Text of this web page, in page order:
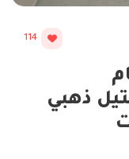
114
استيل ذهبي